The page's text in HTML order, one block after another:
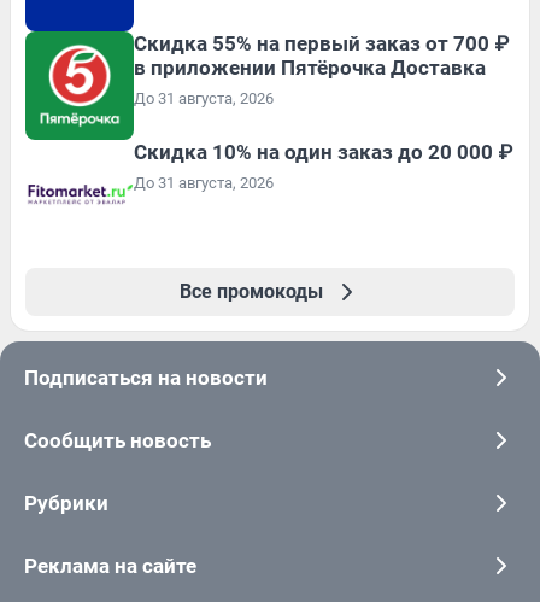
Скидка 55% на первый заказ от 700 ₽
в приложении Пятёрочка Доставка
До 31 августа, 2026
Скидка 10% на один заказ до 20 000 ₽
До 31 августа, 2026
Все промокоды
Подписаться на новости
Сообщить новость
Рубрики
Реклама на сайте